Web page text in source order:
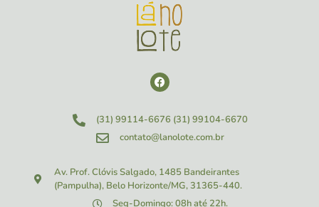
(31) 99114-6676 (31) 99104-6670
contato@lanolote.com.br
Av. Prof. Clóvis Salgado, 1485 Bandeirantes
(Pampulha), Belo Horizonte/MG, 31365-440.
Seg-Domingo: 08h até 22h.